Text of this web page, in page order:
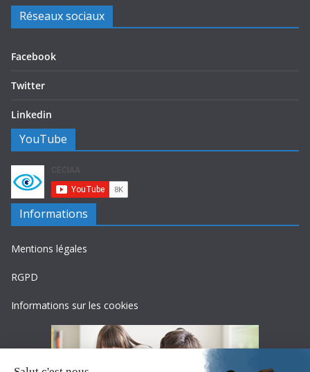
Réseaux sociaux
Facebook
Twitter
Linkedin
YouTube
Informations
Mentions légales
RGPD
Informations sur les cookies